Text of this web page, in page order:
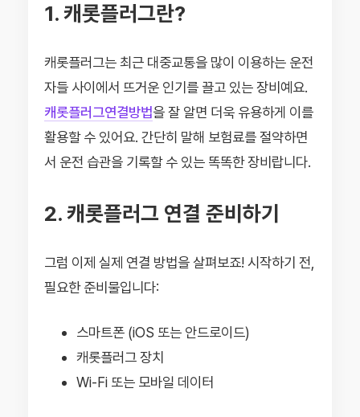
1. 캐롯플러그란?
캐롯플러그는 최근 대중교통을 많이 이용하는 운전
자들 사이에서 뜨거운 인기를 끌고 있는 장비예요.
캐롯플러그연결방법을 잘 알면 더욱 유용하게 이를
활용할 수 있어요. 간단히 말해 보험료를 절약하면
서 운전 습관을 기록할 수 있는 똑똑한 장비랍니다.
2. 캐롯플러그 연결 준비하기
그럼 이제 실제 연결 방법을 살펴보죠! 시작하기 전,
필요한 준비물입니다:
스마트폰 (iOS 또는 안드로이드)
캐롯플러그 장치
Wi-Fi 또는 모바일 데이터